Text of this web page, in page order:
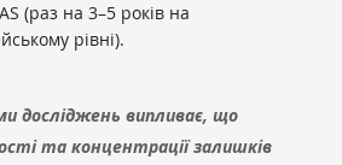
(раз на 3–5 років на
рівні).
досліджень випливає, що
та концентрації залишків